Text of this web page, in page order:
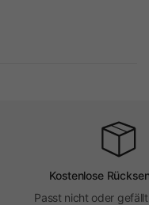
Kostenlose
Passt nicht oder